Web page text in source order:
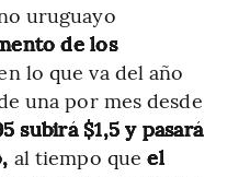
uruguayo
de los
lo que va del año
una por mes desde
subirá $1,5 y pasará
al tiempo que el